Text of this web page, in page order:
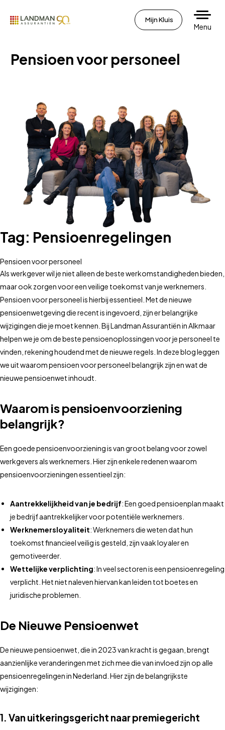
Mijn Kluis
Menu
Pensioen voor personeel
Tag: Pensioenregelingen
Pensioen voor personeel
Als werkgever wil je niet alleen de beste werkomstandigheden bieden,
maar ook zorgen voor een veilige toekomst van je werknemers.
Pensioen voor personeel is hierbij essentieel. Met de nieuwe
pensioenwetgeving die recent is ingevoerd, zijn er belangrijke
wijzigingen die je moet kennen. Bij Landman Assurantiën in Alkmaar
helpen we je om de beste pensioenoplossingen voor je personeel te
vinden, rekening houdend met de nieuwe regels. In deze blog leggen
we uit waarom pensioen voor personeel belangrijk zijn en wat de
nieuwe pensioenwet inhoudt.
Waarom is pensioenvoorziening
belangrijk?
Een goede pensioenvoorziening is van groot belang voor zowel
werkgevers als werknemers. Hier zijn enkele redenen waarom
pensioenvoorzieningen essentieel zijn:
Aantrekkelijkheid van je bedrijf: Een goed pensioenplan maakt
je bedrijf aantrekkelijker voor potentiële werknemers.
Werknemersloyaliteit: Werknemers die weten dat hun
toekomst financieel veilig is gesteld, zijn vaak loyaler en
gemotiveerder.
Wettelijke verplichting: In veel sectoren is een pensioenregeling
verplicht. Het niet naleven hiervan kan leiden tot boetes en
juridische problemen.
De Nieuwe Pensioenwet
De nieuwe pensioenwet, die in 2023 van kracht is gegaan, brengt
aanzienlijke veranderingen met zich mee die van invloed zijn op alle
pensioenregelingen in Nederland. Hier zijn de belangrijkste
wijzigingen:
1. Van uitkeringsgericht naar premiegericht